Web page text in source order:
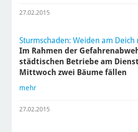
27.02.2015
Sturmschaden: Weiden am Deich
Im Rahmen der
städtischen Betriebe am
Mittwoch zwei Bäume fällen
mehr
27.02.2015